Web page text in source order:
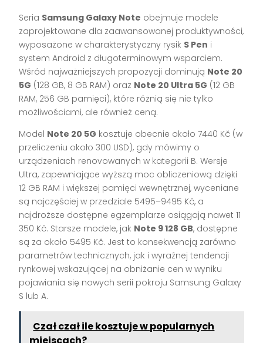
Seria Samsung Galaxy Note obejmuje modele
zaprojektowane dla zaawansowanej produktywności,
wyposażone w charakterystyczny rysik S Pen i
system Android z długoterminowym wsparciem.
Wśród najważniejszych propozycji dominują Note 20
5G (128 GB, 8 GB RAM) oraz Note 20 Ultra 5G (12 GB
RAM, 256 GB pamięci), które różnią się nie tylko
możliwościami, ale również ceną.
Model Note 20 5G kosztuje obecnie około 7440 Kč (w
przeliczeniu około 300 USD), gdy mówimy o
urządzeniach renovowanych w kategorii B. Wersje
Ultra, zapewniające wyższą moc obliczeniową dzięki
12 GB RAM i większej pamięci wewnętrznej, wyceniane
są najczęściej w przedziale 5495–9495 Kč, a
najdroższe dostępne egzemplarze osiągają nawet 11
350 Kč. Starsze modele, jak Note 9 128 GB, dostępne
są za około 5495 Kč. Jest to konsekwencją zarówno
parametrów technicznych, jak i wyraźnej tendencji
rynkowej wskazującej na obniżanie cen w wyniku
pojawiania się nowych serii pokroju Samsung Galaxy
S lub A.
Czał czał ile kosztuje w popularnych
miejscach?